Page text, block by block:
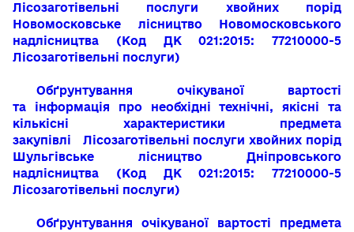
Лісозаготівельні послуги хвойних порід
Новомосковське лісництво Новомосковського
надлісництва (Код ДК 021:2015:
77210000-5
Лісозаготівельні послуги)
Обґрунтування очікуваної вартості
та інформація про необхідні технічні, якісні та
кількісні характеристики предмета
закупівлі
Лісозаготівельні послуги хвойних порід
Шульгівське лісництво Дніпровського
надлісництва (Код ДК 021:2015:
77210000-5
Лісозаготівельні послуги)
Обґрунтування очікуваної вартості предмета